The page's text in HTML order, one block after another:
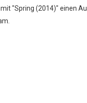
"Spring (2014)" einen